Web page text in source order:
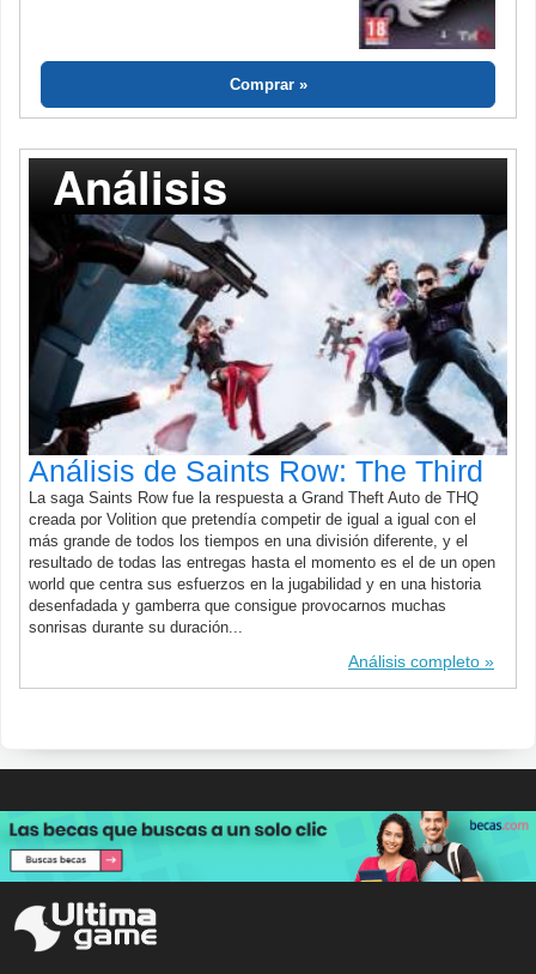
Comprar
Análisis
Análisis de Saints Row: The Third
La saga Saints Row fue la respuesta a Grand Theft Auto de THQ
creada por Volition que pretendía competir de igual a igual con el
más grande de todos los tiempos en una división diferente, y el
resultado de todas las entregas hasta el momento es el de un open
world que centra sus esfuerzos en la jugabilidad y en una historia
desenfadada y gamberra que consigue provocarnos muchas
sonrisas durante su duración...
Análisis completo